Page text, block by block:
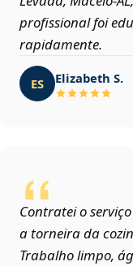
profissional foi
rapidamente.
ES Elizabeth S.
Contratei o
a torneira da
Trabalho limpo,